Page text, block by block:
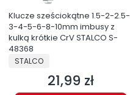
Klucze sześciokątne 1.5-2-2.5-
3-4-5-6-8-10mm imbusy z
kulką krótkie CrV STALCO S-
48368
PRODUCENT
STALCO
Cena
21,99 zł